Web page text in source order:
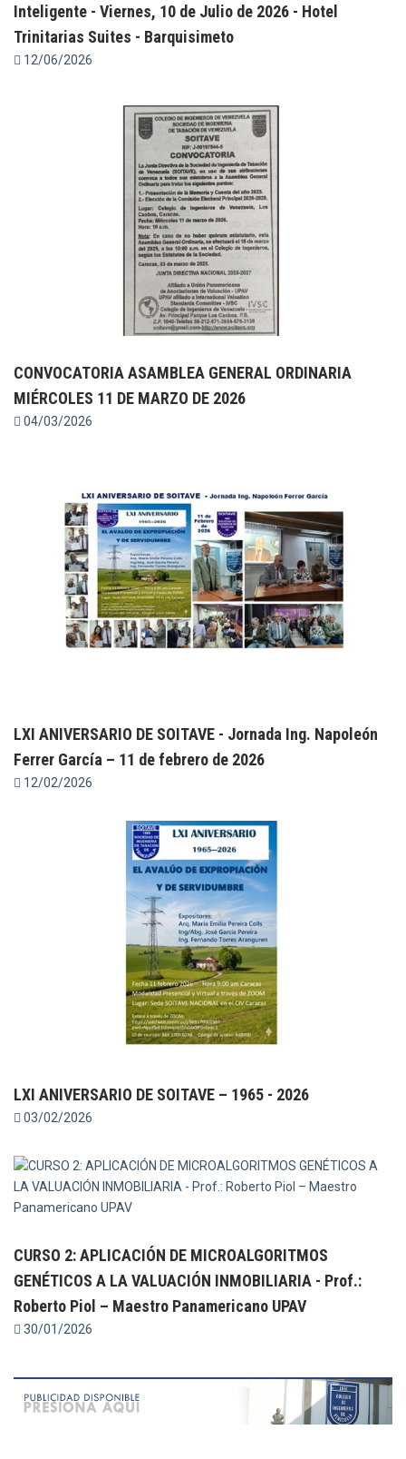
Inteligente - Viernes, 10 de Julio de 2026 - Hotel
Trinitarias Suites - Barquisimeto
12/06/2026
CONVOCATORIA ASAMBLEA GENERAL ORDINARIA
MIÉRCOLES 11 DE MARZO DE 2026
04/03/2026
LXI ANIVERSARIO DE SOITAVE - Jornada Ing. Napoleón
Ferrer García – 11 de febrero de 2026
12/02/2026
LXI ANIVERSARIO DE SOITAVE – 1965 - 2026
03/02/2026
CURSO 2: APLICACIÓN DE MICROALGORITMOS
GENÉTICOS A LA VALUACIÓN INMOBILIARIA - Prof.:
Roberto Piol – Maestro Panamericano UPAV
30/01/2026